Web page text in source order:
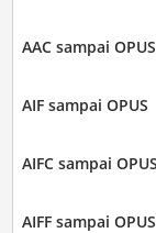
AAC sampai OPUS
AIF sampai OPUS
AIFC sampai OPUS
AIFF sampai OPUS